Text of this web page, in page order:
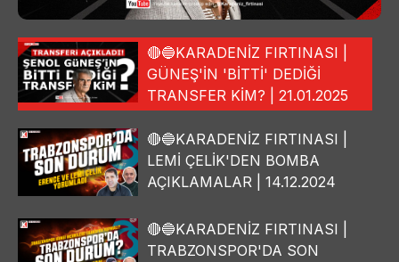
🔴🔵KARADENİZ FIRTINASI |
GÜNEŞ'İN 'BİTTİ' DEDİĞİ
TRANSFER KİM? | 21.01.2025
🔴🔵KARADENİZ FIRTINASI |
LEMİ ÇELİK'DEN BOMBA
AÇIKLAMALAR | 14.12.2024
🔴🔵KARADENİZ FIRTINASI |
TRABZONSPOR'DA SON